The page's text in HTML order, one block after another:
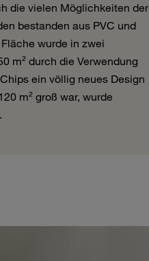
die vielen Möglichkeiten der
bestanden aus PVC und
wurde in zwei
m² durch die Verwendung
ein völlig neues Design
m² groß war, wurde